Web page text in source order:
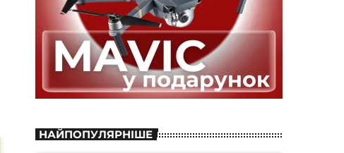
НАЙПОПУЛЯРНІШЕ